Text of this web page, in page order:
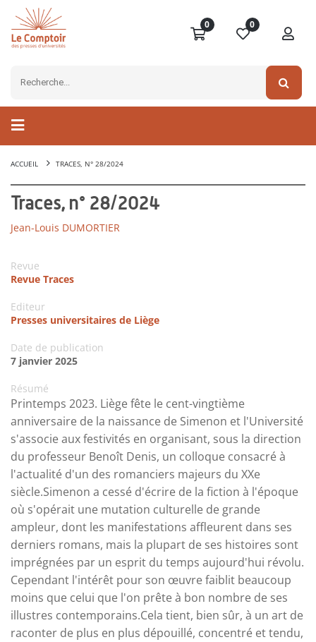
0 0
ACCUEIL TRACES, N° 28/2024
Traces, n° 28/2024
Jean-Louis DUMORTIER
Revue
Revue Traces
Editeur
Presses universitaires de Liège
Date de publication
7 janvier 2025
Résumé
Printemps 2023. Liège fête le cent-vingtième
anniversaire de la naissance de Simenon et l'Université
s'associe aux festivités en organisant, sous la direction
du professeur Benoît Denis, un colloque consacré à
l'actualité d'un des romanciers majeurs du XXe
siècle.Simenon a cessé d'écrire de la fiction à l'époque
où s'opérait une mutation culturelle de grande
ampleur, dont les manifestations affleurent dans ses
derniers romans, mais la plupart de ses histoires sont
imprégnées par un esprit du temps aujourd'hui révolu.
Cependant l'intérêt pour son œuvre faiblit beaucoup
moins que celui que l'on prête à bon nombre de ses
illustres contemporains.Cela tient, bien sûr, à un art de
raconter de plus en plus dépouillé, concentré et tendu,